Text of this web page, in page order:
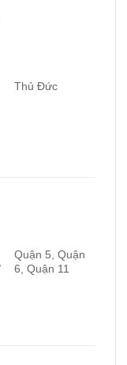
Thủ Đức
Quận 5, Quận
6, Quận 11